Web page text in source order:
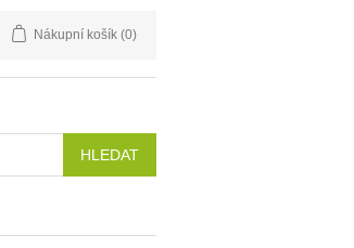
Nákupní košík (0)